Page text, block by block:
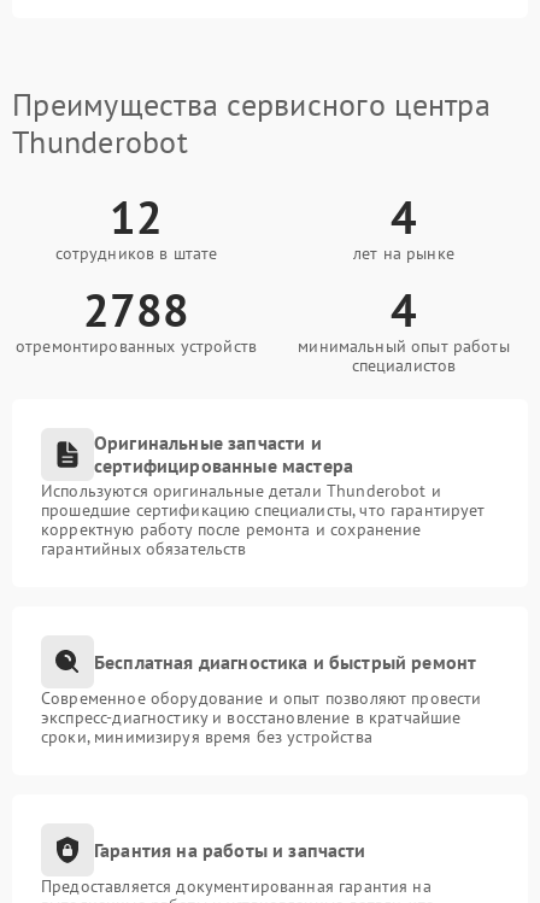
Преимущества сервисного центра
Thunderobot
12
сотрудников в штате
4
лет на рынке
2788
отремонтированных устройств
4
минимальный опыт работы
специалистов
Оригинальные запчасти и
сертифицированные мастера
Используются оригинальные детали Thunderobot и
прошедшие сертификацию специалисты, что гарантирует
корректную работу после ремонта и сохранение
гарантийных обязательств
Бесплатная диагностика и быстрый ремонт
Современное оборудование и опыт позволяют провести
экспресс-диагностику и восстановление в кратчайшие
сроки, минимизируя время без устройства
Гарантия на работы и запчасти
Предоставляется документированная гарантия на